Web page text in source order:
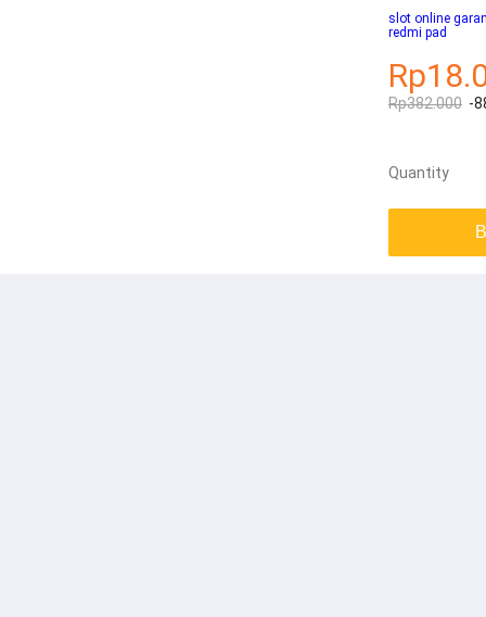
slot online
redmi pad
Rp382.000 -
Quantity